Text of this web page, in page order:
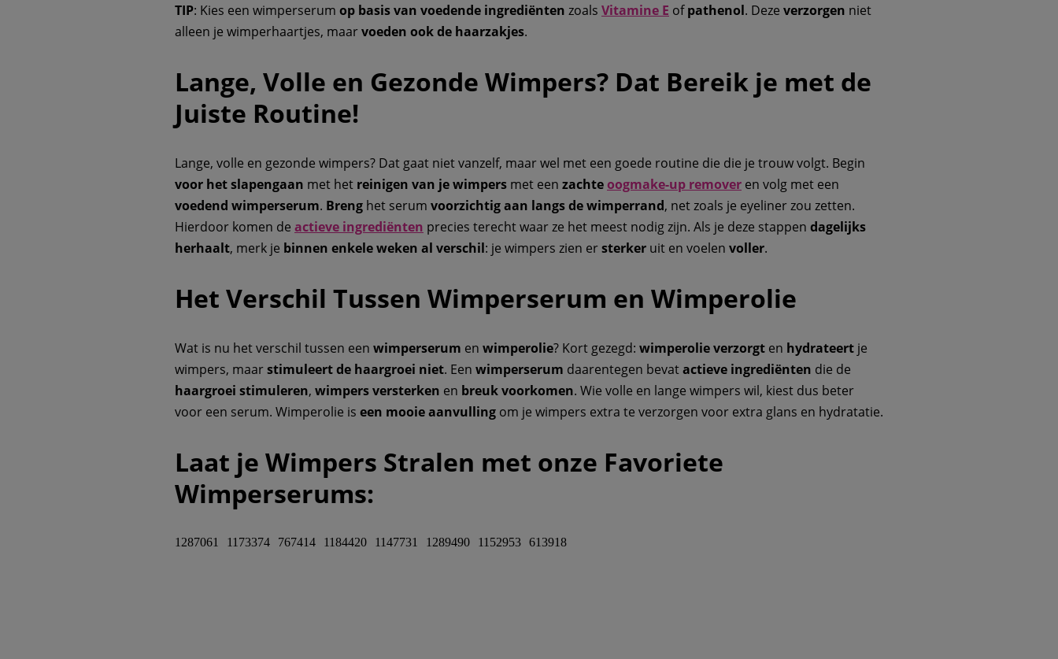
TIP: Kies een wimperserum op basis van voedende ingrediënten zoals Vitamine E ofpathenol. Deze verzorgen niet
alleen je wimperhaartjes, maarvoeden ook de haarzakjes.
Lange, Volle en Gezonde Wimpers? Dat Bereik je met de
Juiste Routine!
Lange, volle en gezonde wimpers? Dat gaat niet vanzelf, maar wel met een goede routine die die je trouw volgt. Begin
voor het slapengaan met het reinigen van je wimpers met een zachteoogmake-up remover en volg met een
voedend wimperserum. Breng het serum voorzichtigaan langs de wimperrand, net zoals je eyeliner zou zetten.
Hierdoor komen de actieve ingrediënten precies terecht waar ze het meest nodig zijn. Als je deze stappen dagelijks
herhaalt, merk je binnen enkele weken al verschil: je wimpers zien ersterker uit en voelen voller.
Het Verschil Tussen Wimperserum en Wimperolie
Wat is nu het verschil tussen een wimperserum en wimperolie? Kort gezegd: wimperolieverzorgt en hydrateert je
wimpers, maarstimuleert de haargroei niet. Een wimperserum daarentegen bevatactieve ingrediënten die de
haargroei stimuleren, wimpers versterken en breuk voorkomen. Wie volle en lange wimpers wil, kiest dus beter
voor een serum. Wimperolie is een mooie aanvulling om je wimpers extra te verzorgen voor extra glans en hydratatie.
Laat je Wimpers Stralen met onze Favoriete
Wimperserums:
1287061 1173374 767414 1184420 1147731 1289490 1152953 613918